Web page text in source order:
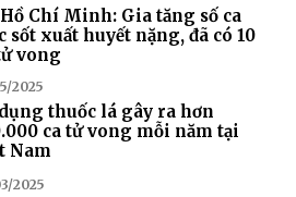
Chí Minh: Gia tăng số ca
sốt xuất huyết nặng, đã có 10
vong
2025
thuốc lá gây ra hơn
ca tử vong mỗi năm tại
Nam
2025